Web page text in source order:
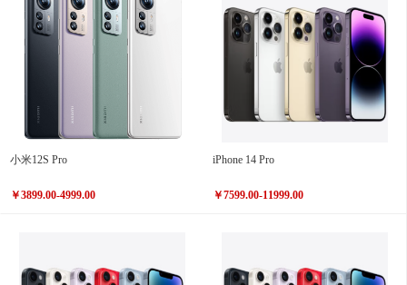
小米12S Pro
￥3899.00-4999.00
iPhone 14 Pro
￥7599.00-11999.00